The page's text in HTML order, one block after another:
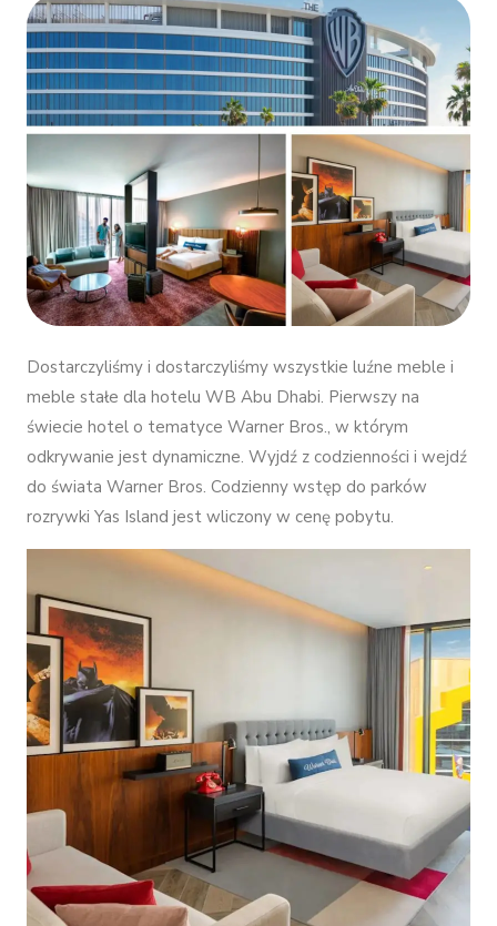
Dostarczyliśmy i dostarczyliśmy wszystkie luźne meble i
meble stałe dla hotelu WB Abu Dhabi. Pierwszy na
świecie hotel o tematyce Warner Bros., w którym
odkrywanie jest dynamiczne. Wyjdź z codzienności i wejdź
do świata Warner Bros. Codzienny wstęp do parków
rozrywki Yas Island jest wliczony w cenę pobytu.